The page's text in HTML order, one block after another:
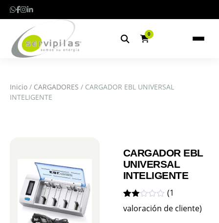
0
Inicio / CARGADORES / CARGADOR EBL UNIVERSAL
INTELIGENTE
CARGADOR EBL
UNIVERSAL
INTELIGENTE
Valorado
2.00
(1
valoración de cliente)